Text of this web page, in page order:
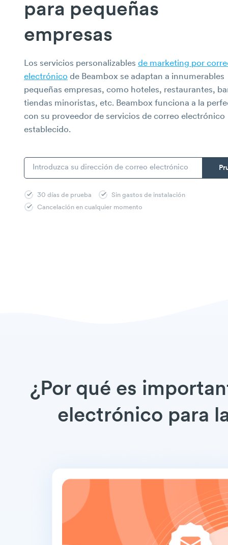
para pequeñas
empresas
Los servicios personalizables de marketing por
electrónico de Beambox se adaptan a innumerables
pequeñas empresas, como hoteles, restaurantes,
tiendas minoristas, etc. Beambox funciona a la
con su proveedor de servicios de correo electrónico
establecido.
30 días de prueba
Sin gastos de instalación
Cancelación en cualquier momento
¿Por qué es
electrónico para